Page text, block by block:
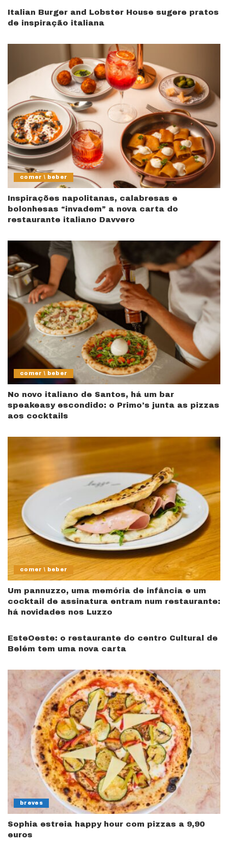
Italian Burger and Lobster House sugere pratos
de inspiração italiana
comer \ beber
Inspirações napolitanas, calabresas e
bolonhesas “invadem” a nova carta do
restaurante italiano Davvero
comer \ beber
No novo italiano de Santos, há um bar
speakeasy escondido: o Primo’s junta as pizzas
aos cocktails
comer \ beber
Um pannuzzo, uma memória de infância e um
cocktail de assinatura entram num restaurante:
há novidades nos Luzzo
EsteOeste: o restaurante do centro Cultural de
Belém tem uma nova carta
breves
Sophia estreia happy hour com pizzas a 9,90
euros